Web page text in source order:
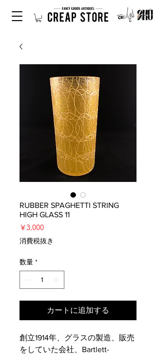
RUBBER SPAGHETTI STRING
HIGH GLASS 11
￥3,000価
消費税抜き
数量 *
カートに追加する
創立1914年、グラスの製造、販売
をしていた会社、Bartlett-